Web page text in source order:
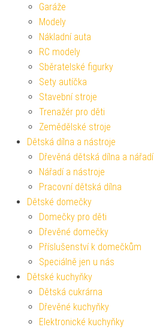
Garáže
Modely
Nákladní auta
RC modely
Sběratelské figurky
Sety autíčka
Stavební stroje
Trenažér pro děti
Zemědělské stroje
Dětská dílna a nástroje
Dřevěná dětská dílna a nářadí
Nářadí a nástroje
Pracovní dětská dílna
Dětské domečky
Domečky pro děti
Dřevěné domečky
Příslušenství k domečkům
Speciálně jen u nás
Dětské kuchyňky
Dětská cukrárna
Dřevěné kuchyňky
Elektronické kuchyňky